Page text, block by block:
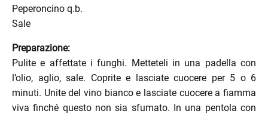
Peperoncino q.b.
Sale
Preparazione:
Pulite e affettate i funghi. Metteteli in una padella con
l’olio, aglio, sale. Coprite e lasciate cuocere per 5 o 6
minuti. Unite del vino bianco e lasciate cuocere a fiamma
viva finché questo non sia sfumato. In una pentola con